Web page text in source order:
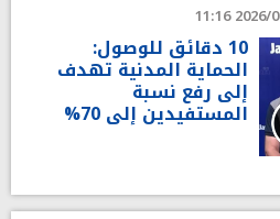
2026/08/
10 دقائق للوصول:
الحماية المدنية تهدف
إلى رفع نسبة
المستفيدين إلى 70%